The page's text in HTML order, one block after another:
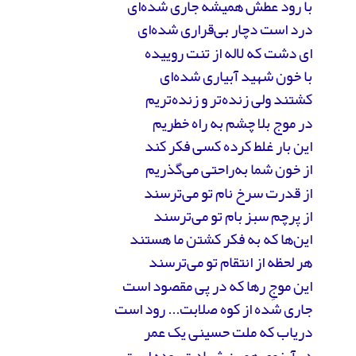
با رود عطش همیشه جاری شده‌ای
درد است دچار بی‌قراری شده‌ای
ای دشت که لاله از تنت روییده
با خون شهید آبیاری شده‌ای
کشتند ولی زنده‌تر و زنده‌تریم
در موج بلا چشم به راه خطریم
این بار غلط کرده کسی فکر کند
از خون شما به‌راحتی می‌گذریم
از قدرت سرخ نام تو می‌ترسند
از پرچم سبز بام تو می‌ترسند
این‌ها که به فکر کشتن ما هستند
هر لحظه از انتقام تو می‌ترسند
این موجِ رها که در پی مقصود است
جاری شده از کوه صلابت... رود است
دریاب که ملت حسینی یک عمر